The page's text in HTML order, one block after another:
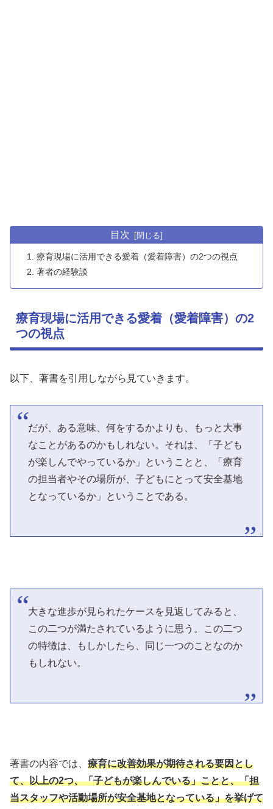
目次
療育現場に活用できる愛着（愛着障害）の2つの視点
著者の経験談
療育現場に活用できる愛着（愛着障害）の2
つの視点
以下、著書を引用しながら見ていきます。
だが、ある意味、何をするかよりも、もっと大事
なことがあるのかもしれない。それは、「子ども
が楽しんでやっているか」ということと、「療育
の担当者やその場所が、子どもにとって安全基地
となっているか」ということである。
大きな進歩が見られたケースを見返してみると、
この二つが満たされているように思う。この二つ
の特徴は、もしかしたら、同じ一つのことなのか
もしれない。
著書の内容では、 療育に改善効果が期待される要因とし
て、以上の2つ、「子どもが楽しんでいる」ことと、「担
当スタッフや活動場所が安全基地となっている」を挙げて